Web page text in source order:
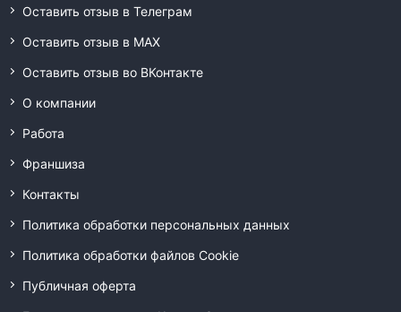
Оставить отзыв в Телеграм
Оставить отзыв в MAX
Оставить отзыв во ВКонтакте
О компании
Работа
Франшиза
Контакты
Политика обработки персональных данных
Политика обработки файлов Cookie
Публичная оферта